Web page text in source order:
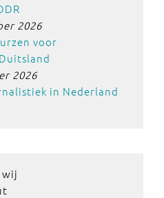
2026
voor
2026
in Nederland
wij